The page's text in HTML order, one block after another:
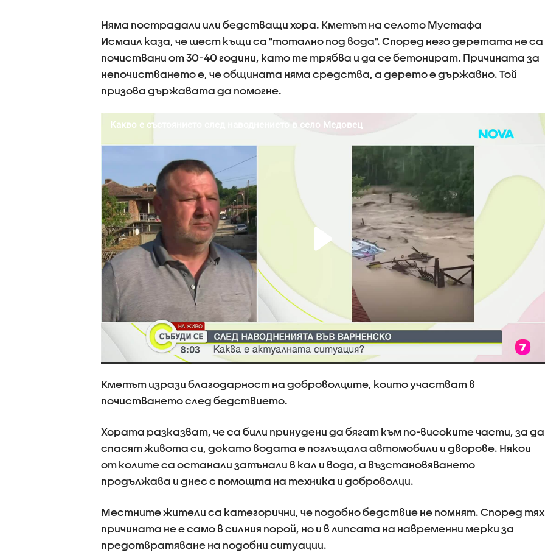
Няма пострадали или бедстващи хора. Кметът на селото Мустафа
Исмаил каза, че шест къщи са "тотално под вода". Според него деретата не са
почиствани от 30-40 години, като те трябва и да се бетонират. Причината за
непочистването е, че общината няма средства, а дерето е държавно. Той
призова държавата да помогне.
Кметът изрази благодарност на доброволците, които участват в
почистването след бедствието.
Хората разказват, че са били принудени да бягат към по-високите части, за да
спасят живота си, докато водата е поглъщала автомобили и дворове. Някои
от колите са останали затънали в кал и вода, а възстановяването
продължава и днес с помощта на техника и доброволци.
Местните жители са категорични, че подобно бедствие не помнят. Според тях
причината не е само в силния порой, но и в липсата на навременни мерки за
предотвратяване на подобни ситуации.